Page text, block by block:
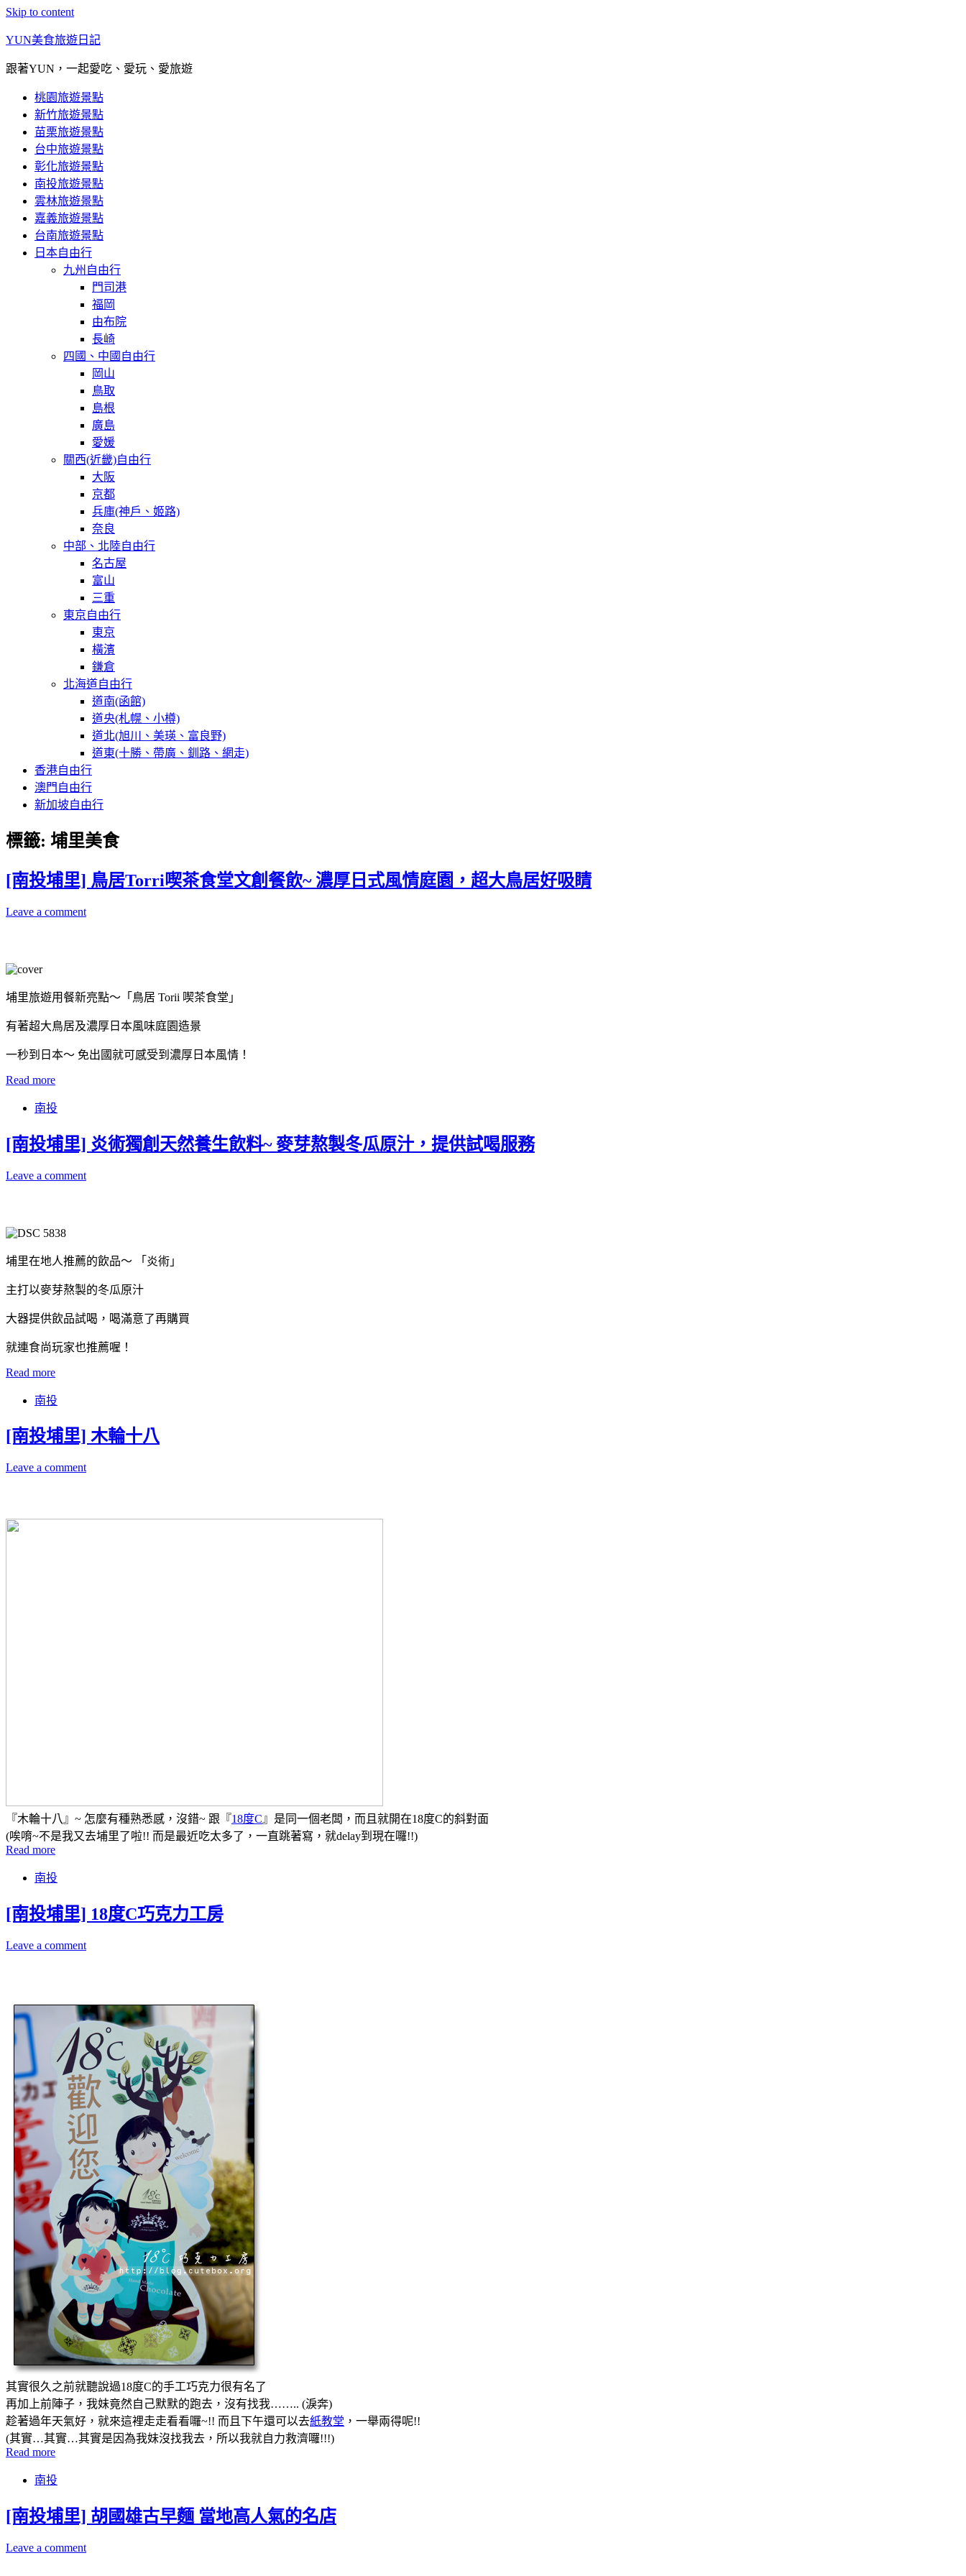
Skip to content
YUN美食旅遊日記
跟著YUN，一起愛吃、愛玩、愛旅遊
桃園旅遊景點
新竹旅遊景點
苗栗旅遊景點
台中旅遊景點
彰化旅遊景點
南投旅遊景點
雲林旅遊景點
嘉義旅遊景點
台南旅遊景點
日本自由行
九州自由行
門司港
福岡
由布院
長崎
四國、中國自由行
岡山
鳥取
島根
廣島
愛媛
關西(近畿)自由行
大阪
京都
兵庫(神戶、姬路)
奈良
中部、北陸自由行
名古屋
富山
三重
東京自由行
東京
橫濱
鎌倉
北海道自由行
道南(函館)
道央(札幌、小樽)
道北(旭川、美瑛、富良野)
道東(十勝、帶廣、釧路、網走)
香港自由行
澳門自由行
新加坡自由行
標籤: 埔里美食
[南投埔里] 鳥居Torri喫茶食堂文創餐飲~ 濃厚日式風情庭園，超大鳥居好吸睛
Leave a comment
埔里旅遊用餐新亮點～「鳥居 Torii 喫茶食堂」
有著超大鳥居及濃厚日本風味庭園造景
一秒到日本～ 免出國就可感受到濃厚日本風情！
Read more
南投
[南投埔里] 炎術獨創天然養生飲料~ 麥芽熬製冬瓜原汁，提供試喝服務
Leave a comment
埔里在地人推薦的飲品～ 「炎術」
主打以麥芽熬製的冬瓜原汁
大器提供飲品試喝，喝滿意了再購買
就連食尚玩家也推薦喔！
Read more
南投
[南投埔里] 木輪十八
Leave a comment
『木輪十八』~ 怎麼有種熟悉感，沒錯~ 跟『18度C 』是同一個老闆，而且就開在18度C的斜對面
(唉唷~不是我又去埔里了啦!! 而是最近吃太多了，一直跳著寫，就delay到現在囉!!)
Read more
南投
[南投埔里] 18度C巧克力工房
Leave a comment
其實很久之前就聽說過18度C的手工巧克力很有名了
再加上前陣子，我妹竟然自己默默的跑去，沒有找我…….. (淚奔)
趁著過年天氣好，就來這裡走走看看囉~!! 而且下午還可以去紙教堂 ，一舉兩得呢!!
(其實…其實…其實是因為我妹沒找我去，所以我就自力救濟囉!!!)
Read more
南投
[南投埔里] 胡國雄古早麵 當地高人氣的名店
Leave a comment